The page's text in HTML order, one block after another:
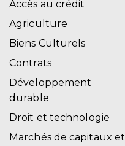
Accès au crédit
Agriculture
Biens Culturels
Contrats
Développement
durable
Droit et technologie
Marchés de capitaux et